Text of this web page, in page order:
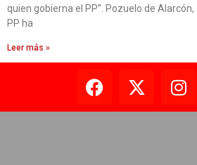
quien gobierna el PP”. Pozuelo de Alarcón,
PP ha
Leer más »